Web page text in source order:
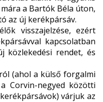
a Bartók Béla úton,
az új kerékpársáv.
visszajelzése, ezért
kapcsolatban
közlekedési rendet, és
(ahol a külső forgalmi
Corvin-negyed közötti
várjuk az